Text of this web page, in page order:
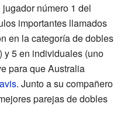
número 1 del
importantes llamados
en la categoría de dobles
y 5 en individuales (uno
para que Australia
. Junto a su compañero
parejas de dobles